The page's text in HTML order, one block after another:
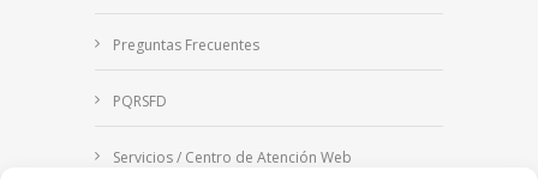
Preguntas Frecuentes
PQRSFD
Servicios / Centro de Atención Web